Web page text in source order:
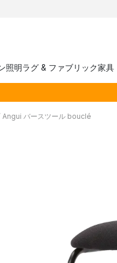
照明ラグ & ファブリック家具
Angui バースツール bouclé